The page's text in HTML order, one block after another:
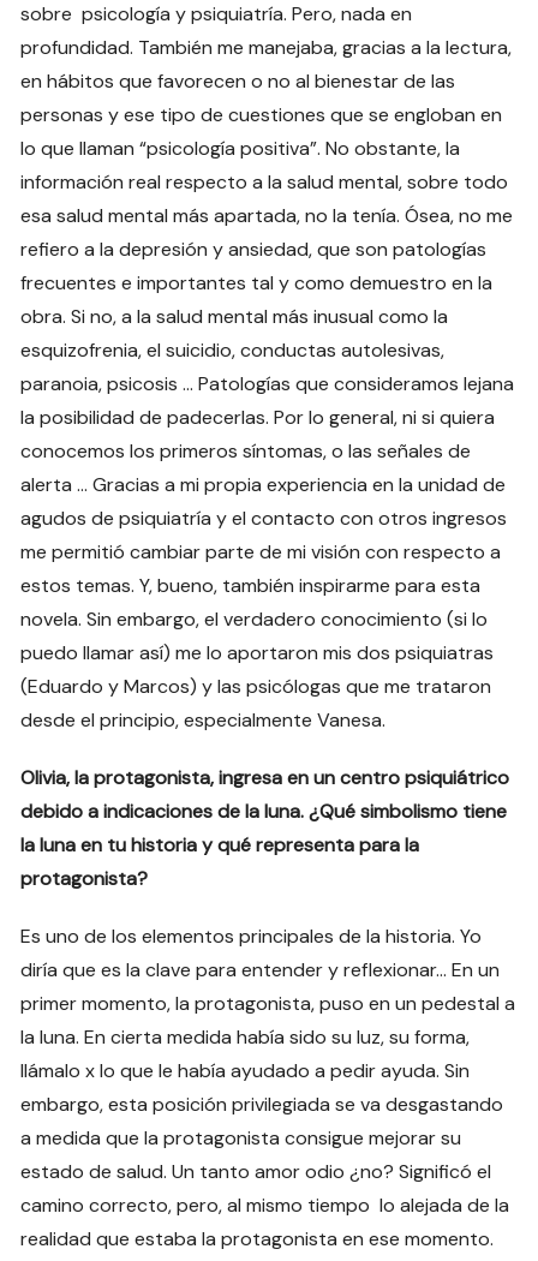
sobre psicología y psiquiatría. Pero, nada en
profundidad. También me manejaba, gracias a la lectura,
en hábitos que favorecen o no al bienestar de las
personas y ese tipo de cuestiones que se engloban en
lo que llaman “psicología positiva”. No obstante, la
información real respecto a la salud mental, sobre todo
esa salud mental más apartada, no la tenía. Ósea, no me
refiero a la depresión y ansiedad, que son patologías
frecuentes e importantes tal y como demuestro en la
obra. Si no, a la salud mental más inusual como la
esquizofrenia, el suicidio, conductas autolesivas,
paranoia, psicosis … Patologías que consideramos lejana
la posibilidad de padecerlas. Por lo general, ni si quiera
conocemos los primeros síntomas, o las señales de
alerta … Gracias a mi propia experiencia en la unidad de
agudos de psiquiatría y el contacto con otros ingresos
me permitió cambiar parte de mi visión con respecto a
estos temas. Y, bueno, también inspirarme para esta
novela. Sin embargo, el verdadero conocimiento (si lo
puedo llamar así) me lo aportaron mis dos psiquiatras
(Eduardo y Marcos) y las psicólogas que me trataron
desde el principio, especialmente Vanesa.
Olivia, la protagonista, ingresa en un centro psiquiátrico
debido a indicaciones de la luna. ¿Qué simbolismo tiene
la luna en tu historia y qué representa para la
protagonista?
Es uno de los elementos principales de la historia. Yo
diría que es la clave para entender y reflexionar… En un
primer momento, la protagonista, puso en un pedestal a
la luna. En cierta medida había sido su luz, su forma,
llámalo x lo que le había ayudado a pedir ayuda. Sin
embargo, esta posición privilegiada se va desgastando
a medida que la protagonista consigue mejorar su
estado de salud. Un tanto amor odio ¿no? Significó el
camino correcto, pero, al mismo tiempo lo alejada de la
realidad que estaba la protagonista en ese momento.